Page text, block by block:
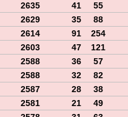
2635 41
55
2629 35
88
2614 91
254
2603 47
121
2588 36
57
2588 32
82
2587 28
38
2581 21
49